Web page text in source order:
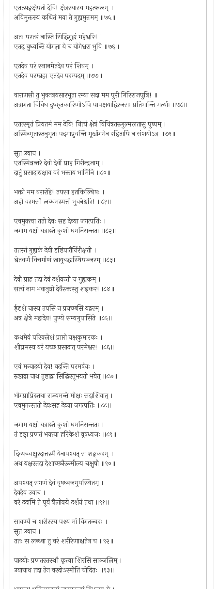
एतत्सङ्क्षेपतो देवि! क्षेत्रस्यास्य महत्फलम् ।
अविमुक्तस्य कथितं मया ते गुह्यमुत्तमम् ॥७५॥
अतः परतरं नास्ति सिद्धिगुह्यं महेश्वरि! ।
एतद् बुध्यन्ति योगज्ञा ये च योगेश्वरा भुवि ॥७६॥
एतदेव परं स्थानमेतदेव परं शिवम् ।
एतदेव परम्ब्रह्म एतदेव परम्पदम् ॥७७॥
वाराणसी तु भुवनत्रयसारभूता रम्या सदा मम पुरी गिरिराजपुत्रि! ॥
अत्रागता विविध दुष्कृतकारिणोऽपि पापक्षयाद्विरजसः प्रतिभान्ति मर्त्याः ॥७८॥
एतत्स्मृतं प्रियतमं मम देवि! नित्यं क्षेत्रं विचित्रतरुगुल्मलतासु पुष्पम् ।
अस्मिन्मृतास्तनुभृतः पदमाप्नुवन्ति मूर्खागमेन रहितापि न संशयोऽत्र ॥७९॥
सूत उवाच ।
एतस्मिन्नन्तरे देवो देवीं प्राह गिरीन्द्रजाम् ।
दातुं प्रसादाद्यक्षाय वरं भक्ताय भामिनि ॥८०॥
भक्तो मम वरारोहे! तपसा हतकिल्बिषः ।
अहो वरमसौ लब्धमस्मत्तो भुवनेश्वरि! ॥८१॥
एवमुक्त्वा ततो देवः सह देव्या जगत्पतिः ।
जगाम यक्षो यत्रास्ते कृशो धमनिसन्ततः ॥८२॥
ततस्तं गुह्यकं देवी दृष्टिपातैर्निरीक्षती ।
श्वेतवर्णं विचर्माणं स्नायुबद्धास्थिपञ्जरम् ॥८३॥
देवी प्राह तदा देवं दर्शयन्ती च गुह्यकम् ।
सत्यं नाम भवानुग्रो देवैरुक्तस्तु शङ्कर!॥८४॥
ईदृशे चास्य तपसि न प्रयच्छसि यद्वरम् ।
अत्र क्षेत्रे महादेव! पुण्ये सम्यगुपासिते ॥८५॥
कथमेवं परिक्लेशं प्राप्तो यक्षकुमारकः ।
शीघ्रमस्य वरं यच्छ प्रसादात् परमेश्वर! ॥८६॥
एवं मन्वादयो देव! वदन्ति परमर्षयः ।
रुष्टाद्वा चाथ तुष्टाद्वा सिद्धिस्तूभयतो भवेत् ॥८७॥
भोगप्राप्रिस्तथा राज्यमन्ते मोक्षः सदाशिवात् ।
एवमुक्तस्ततो देवःसह देव्या जगत्पतिः ॥८८॥
जगाम यक्षो यत्रास्ते कृशो धमनिसन्ततः ।
तं दृष्ट्वा प्रणतं भक्त्या हरिकेशं वृषध्वजः ॥८९॥
दिव्यञ्चक्षुरदात्तस्मै येनापश्यत् स शङ्करम् ।
अथ यक्षस्तदा देशाच्छनैरुन्मील्य चक्षुषी ॥९०॥
अपश्यत् सगणं देवं वृषध्वजमुपस्थितम् ।
देवदेव उवाच ।
वरं ददामि ते पूर्वं त्रैलोक्ये दर्शनं तथा ॥९१॥
सावर्ण्यं च शरीरस्य पश्य मां विगतज्वरः ।
सूत उवाच ।
ततः स लब्ध्वा तु वरं शरीरेणाक्षतेन च ॥९२॥
पादयोः प्रणतस्तस्थौ कृत्वा शिरसि साञ्जलिम् ।
उवाचाथ तदा तेन वरदोऽस्मीति चोदितः ॥९३॥